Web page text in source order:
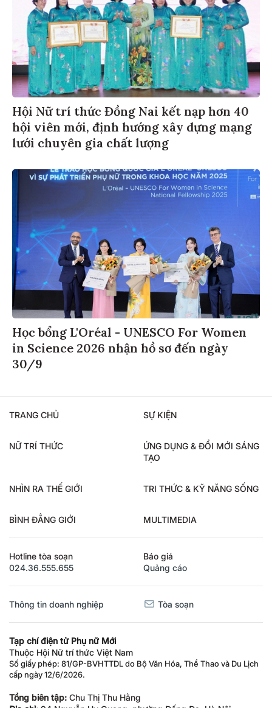
Hội Nữ trí thức Đồng Nai kết nạp hơn 40
hội viên mới, định hướng xây dựng mạng
lưới chuyên gia chất lượng
Học bổng L'Oréal - UNESCO For Women
in Science 2026 nhận hồ sơ đến ngày
30/9
TRANG CHỦ SỰ KIỆN
NỮ TRÍ THỨC
ỨNG DỤNG & ĐỔI MỚI SÁNG
TẠO
NHÌN RA THẾ GIỚI TRI THỨC & KỸ NĂNG SỐNG
BÌNH ĐẲNG GIỚI MULTIMEDIA
Hotline tòa soạn
024.36.555.655
Báo giá
Quảng cáo
Thông tin doanh nghiệp Tòa soạn
Tạp chí điện tử Phụ nữ Mới
Thuộc Hội Nữ trí thức Việt Nam
Số giấy phép: 81/GP-BVHTTDL do Bộ Văn Hóa, Thể Thao và Du Lịch
cấp ngày 12/6/2026.
Tổng biên tập: Chu Thị Thu Hằng